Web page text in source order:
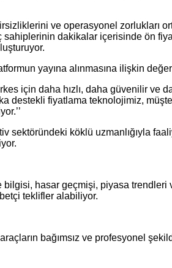
ve operasyonel zorlukları
dakikalar içerisinde ön
yayına alınmasına ilişkin
için daha hızlı, daha güvenilir
destekli fiyatlama teknolojimiz,
sektöründeki köklü uzmanlığıyla
hasar geçmişi, piyasa
teklifler alabiliyor.
bağımsız ve profesyonel